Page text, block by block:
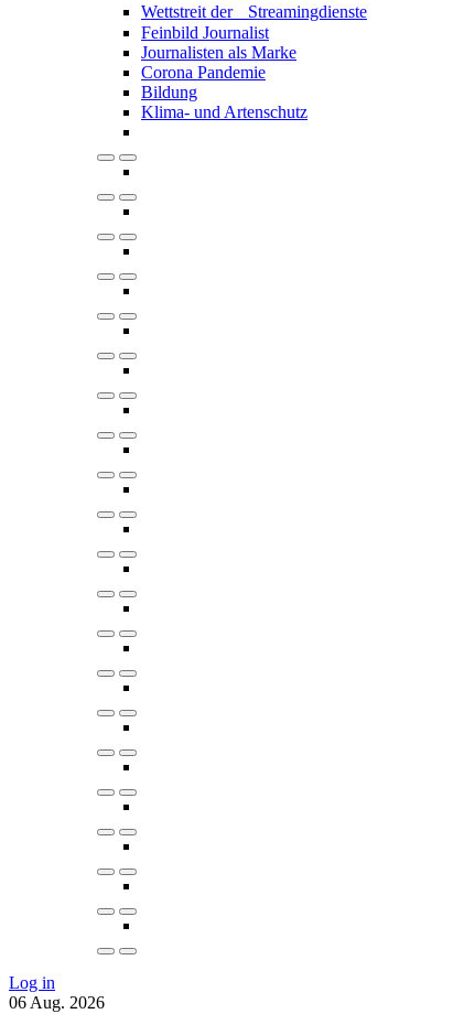
Wettstreit der Streamingdienste
Feinbild Journalist
Journalisten als Marke
Corona Pandemie
Bildung
Klima- und Artenschutz
Log in
06 Aug. 2026